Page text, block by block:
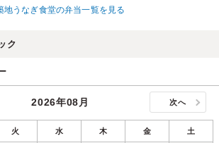
地うなぎ食堂の弁当一覧を見る
ク
2026年08月 次へ
火 水 木 金 土